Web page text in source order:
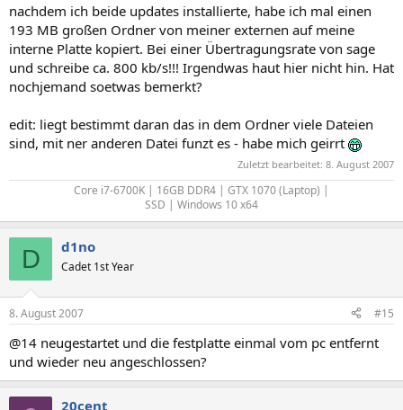
nachdem ich beide updates installierte, habe ich mal einen
193 MB großen Ordner von meiner externen auf meine
interne Platte kopiert. Bei einer Übertragungsrate von sage
und schreibe ca. 800 kb/s!!! Irgendwas haut hier nicht hin. Hat
nochjemand soetwas bemerkt?
edit: liegt bestimmt daran das in dem Ordner viele Dateien
sind, mit ner anderen Datei funzt es - habe mich geirrt
Zuletzt bearbeitet: 8. August 2007
Core i7-6700K | 16GB DDR4 | GTX 1070 (Laptop) |
SSD | Windows 10 x64​
D d1no
Cadet 1st Year
8. August 2007 #15
@14 neugestartet und die festplatte einmal vom pc entfernt
und wieder neu angeschlossen?
20cent